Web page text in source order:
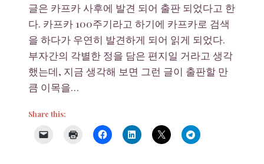
글은 카프카 사후에 발견 되어 출판 되었다고 한
다. 카프카 100주기라고 하기에 카프카로 검색
을 하다가 우연히 발견하게 되어 읽게 되었다.
부자간의 각별한 정을 담은 편지일 거라고 생각
했는데, 지금 생각해 보면 그런 글이 출판할 만
큼 이목을…
Share this: